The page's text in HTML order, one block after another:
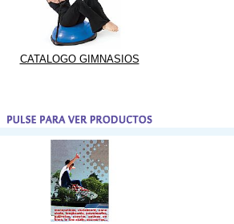
CATALOGO GIMNASIOS